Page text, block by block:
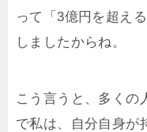
って「3億円を超え
しましたからね。
こう言うと、多くの
で私は、自分自身が